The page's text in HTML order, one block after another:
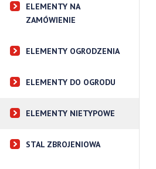
ELEMENTY NA
ZAMÓWIENIE
ELEMENTY OGRODZENIA
ELEMENTY DO OGRODU
ELEMENTY NIETYPOWE
STAL ZBROJENIOWA